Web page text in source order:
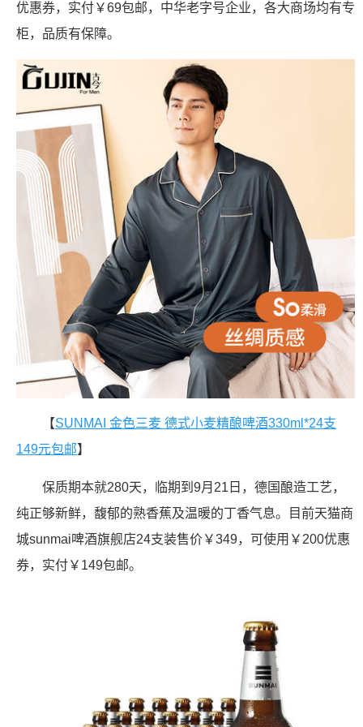
优惠券，实付￥69包邮，中华老字号企业，各大商场均有专
柜，品质有保障。
【SUNMAI 金色三麦 德式小麦精酿啤酒330ml*24支
149元包邮】
保质期本就280天，临期到9月21日，德国酿造工艺，
纯正够新鲜，馥郁的熟香蕉及温暖的丁香气息。目前天猫商
城sunmai啤酒旗舰店24支装售价￥349，可使用￥200优惠
券，实付￥149包邮。